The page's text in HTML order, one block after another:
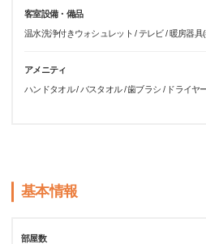
客室設備・備品
温水洗浄付きウォシュレット / テレビ / 暖房器具
アメニティ
ハンドタオル / バスタオル / 歯ブラシ / ドライヤ
基本情報
部屋数